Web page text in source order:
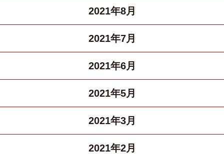
2021年8月
2021年7月
2021年6月
2021年5月
2021年3月
2021年2月